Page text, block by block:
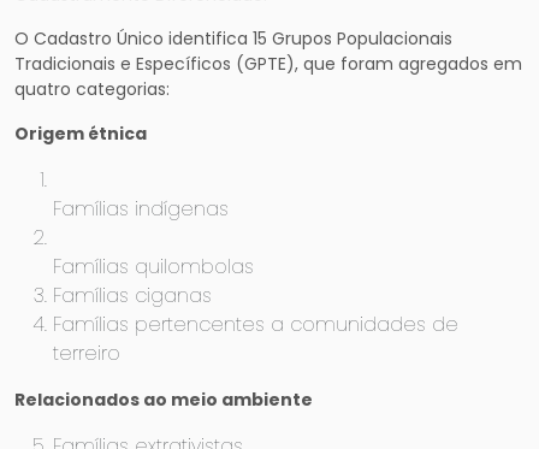
O Cadastro Único identifica 15 Grupos Populacionais
Tradicionais e Específicos (GPTE), que foram agregados em
quatro categorias:
Origem étnica
Famílias indígenas
Famílias quilombolas
Famílias ciganas
Famílias pertencentes a comunidades de
terreiro
Relacionados ao meio ambiente